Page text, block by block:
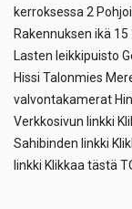
kerroksessa 2
Rakennuksen ikä
Lasten leikkipuisto
Hissi Talonmies
valvontakamerat
Verkkosivun linkki
Sahibinden linkki
linkki Klikkaa tästä